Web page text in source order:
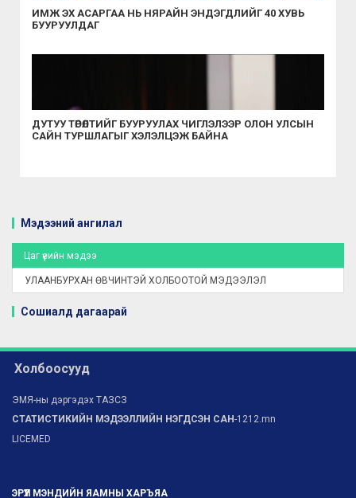
ИМЖ ЭХ АСАРГАА НЬ НЯРАЙН ЭНДЭГДЛИЙГ 40 ХУВЬ
БУУРУУЛДАГ
ДУТУУ ТӨРӨЛТИЙГ БУУРУУЛАХ ЧИГЛЭЛЭЭР ОЛОН УЛСЫН
САЙН ТУРШЛАГЫГ ХЭЛЭЛЦЭЖ БАЙНА
Мэдээний ангилал
Цаг үеийн мэдээ
УЛААНБУРХАН ӨВЧИНТЭЙ ХОЛБООТОЙ МЭДЭЭЛЭЛ
Сошиалд дагаарай
Холбоосууд
ЭМЯ-ны дэргэдэх ТАЗСЗ
СТАТИСТИКИЙН МЭДЭЭЛЛИЙН НЭГДСЭН САН-1212.mn
LICEMED
ЭРҮҮЛ МЭНДИЙН ЯАМНЫ ХАРЪЯА